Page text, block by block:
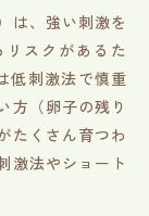
は、強い刺激を
スクがあるた
低刺激法で慎重
方（卵子の残り
たくさん育つわ
激法やショート